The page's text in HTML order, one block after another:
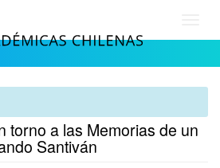
torno a las Memorias de un
Santiván